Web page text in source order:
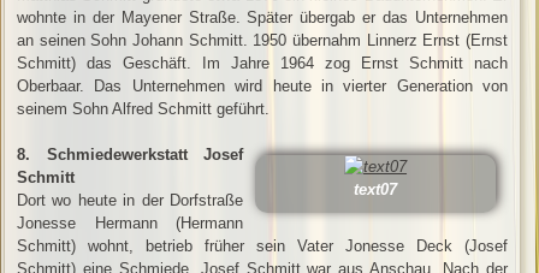
wohnte in der Mayener Straße. Später übergab er das Unternehmen
an seinen Sohn Johann Schmitt. 1950 übernahm Linnerz Ernst (Ernst
Schmitt) das Geschäft. Im Jahre 1964 zog Ernst Schmitt nach
Oberbaar. Das Unternehmen wird heute in vierter Generation von
seinem Sohn Alfred Schmitt geführt.
text07
8. Schmiedewerkstatt Josef
Schmitt
Dort wo heute in der Dorfstraße
Jonesse Hermann (Hermann
Schmitt) wohnt, betrieb früher sein Vater Jonesse Deck (Josef
Schmitt) eine Schmiede. Josef Schmitt war aus Anschau. Nach der